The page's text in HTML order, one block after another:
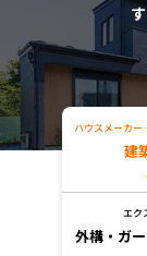
ハウスメーカー
建
エク
外構・ガ